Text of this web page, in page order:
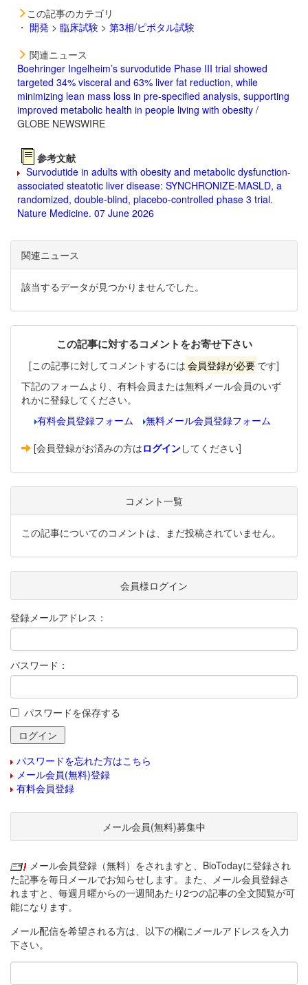
この記事のカテゴリ
・ 開発 > 臨床試験 > 第3相/ピボタル試験
関連ニュース
Boehringer Ingelheim’s survodutide Phase III trial showed
targeted 34% visceral and 63% liver fat reduction, while
minimizing lean mass loss in pre-specified analysis, supporting
improved metabolic health in people living with obesity /
GLOBE NEWSWIRE
参考文献
Survodutide in adults with obesity and metabolic dysfunction-
associated steatotic liver disease: SYNCHRONIZE-MASLD, a
randomized, double-blind, placebo-controlled phase 3 trial.
Nature Medicine. 07 June 2026
関連ニュース
該当するデータが見つかりませんでした。
この記事に対するコメントをお寄せ下さい
[この記事に対してコメントするには 会員登録が必要 です]
下記のフォームより、有料会員または無料メール会員のいず
れかに登録してください。
有料会員登録フォーム
無料メール会員登録フォーム
[会員登録がお済みの方はログインしてください]
コメント一覧
この記事についてのコメントは、まだ投稿されていません。
会員様ログイン
登録メールアドレス：
パスワード：
パスワードを保存する
パスワードを忘れた方はこちら
メール会員(無料)登録
有料会員登録
メール会員(無料)募集中
メール会員登録（無料）をされますと、BioTodayに登録され
た記事を毎日メールでお知らせします。また、メール会員登録さ
れますと、毎週月曜からの一週間あたり2つの記事の全文閲覧が可
能になります。
メール配信を希望される方は、以下の欄にメールアドレスを入力
下さい。